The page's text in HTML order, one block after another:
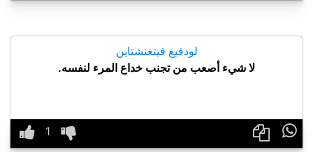
لودفيغ فيتغنشتاين
لا شيء أصعب من تجنب خداع المرء لنفسه.
